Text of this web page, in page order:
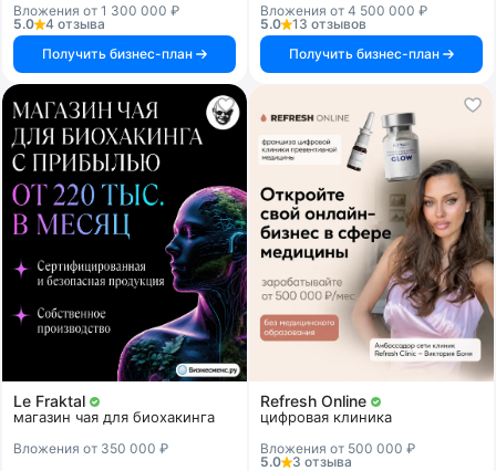
Вложения от 1 300 000 ₽
5.0
4 отзыва
Получить бизнес-план
Вложения от 4 500 000 ₽
5.0
13 отзывов
Получить бизнес-план
Le Fraktal
магазин чая для биохакинга
Вложения от 350 000 ₽
Refresh Online
цифровая клиника
Вложения от 500 000 ₽
5.0
3 отзыва